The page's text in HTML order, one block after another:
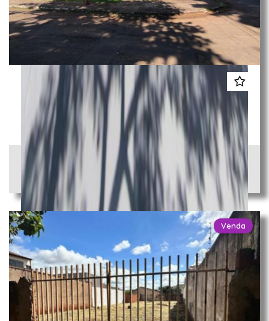
Casa Térrea
Vila Rica
Campo Grande / MS
R$ 860.000,00
SUÍTES
3
QUARTOS
3
BANHEIROS
2
Venda